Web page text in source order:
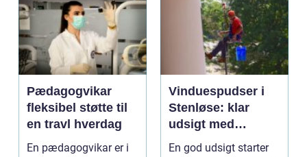
Pædagogvikar
fleksibel støtte til
en travl hverdag
En pædagogvikar er i
Vinduespudser i
Stenløse: klar
udsigt med
professionel hjælp
En god udsigt starter